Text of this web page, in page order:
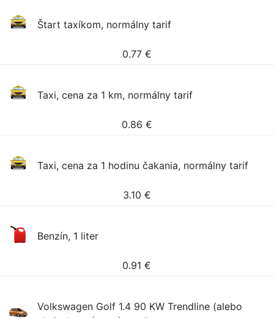
Štart taxíkom, normálny tarif
0.77 €
Taxi, cena za 1 km, normálny tarif
0.86 €
Taxi, cena za 1 hodinu čakania, normálny tarif
3.10 €
Benzín, 1 liter
0.91 €
Volkswagen Golf 1.4 90 KW Trendline (alebo